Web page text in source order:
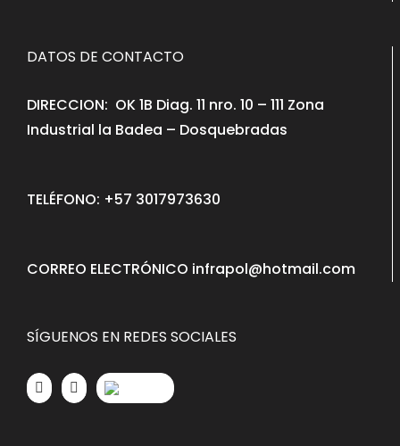
DATOS DE CONTACTO
DIRECCION: OK 1B Diag. 11 nro. 10 – 111 Zona
Industrial la Badea – Dosquebradas
TELÉFONO: +57 3017973630
CORREO ELECTRÓNICO infrapol@hotmail.com
SÍGUENOS EN REDES SOCIALES